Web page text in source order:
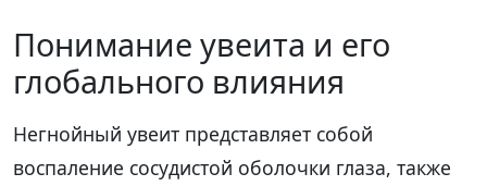
Понимание увеита и его
глобального влияния
Негнойный увеит представляет собой
воспаление сосудистой оболочки глаза, также